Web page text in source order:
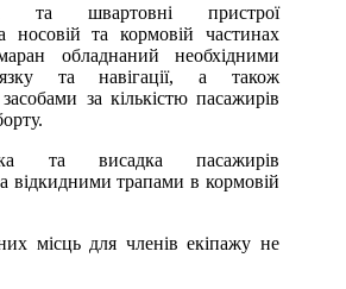
та швартовні пристрої
носовій та кормовій частинах
обладнаний необхідними
та навігації, а також
за кількістю пасажирів
та висадка пасажирів
відкидними трапами в кормовій
місць для членів екіпажу не